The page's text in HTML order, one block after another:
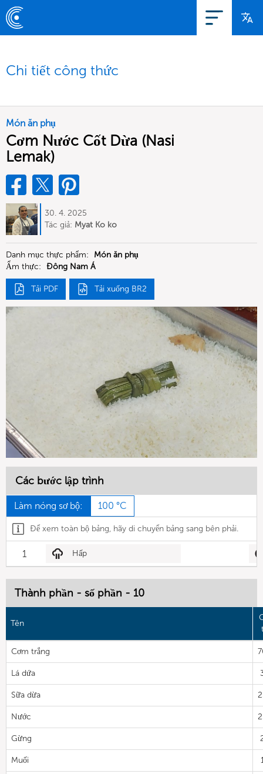
Chi tiết công thức
Món ăn phụ
Cơm Nước Cốt Dừa (Nasi
Lemak)
30. 4. 2025
Tác giả: Myat Ko ko
Danh mục thực phẩm:
Món ăn phụ
Ẩm thực: Đông Nam Á
Tải PDF Tải xuống BR2
Các bước lập trình
Làm nóng sơ bộ: 100 °C
Để xem toàn bộ bảng, hãy di chuyển bảng sang bên phải.
1 Hấp
Thành phần - số phần - 10
Tên
Cơm trắng
Lá dứa
Sữa dừa
Nước
Gừng
Muối